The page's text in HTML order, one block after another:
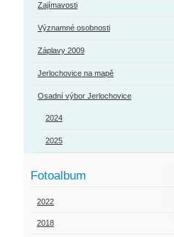
Zajímavosti
Významné osobnosti
Záplavy 2009
Jerlochovice na mapě
Osadní výbor Jerlochovice
2024
2025
Fotoalbum
2022
2018